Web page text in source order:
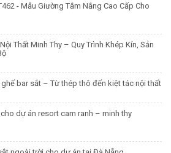
- Mẫu Giường Tắm Nắng Cao Cấp Cho
Thất Minh Thy – Quy Trình Khép Kín, Sản
bar sắt – Từ thép thô đến kiệt tác nội thất
dự án resort cam ranh – minh thy